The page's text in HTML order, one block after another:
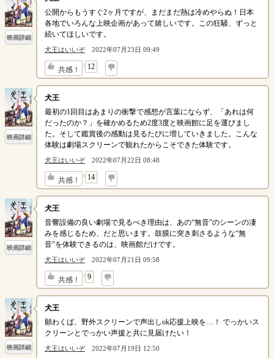
映画詳細
公開からもうすぐ2ヶ月ですが、まだまだ熱は冷めやらぬ！日本
各地でいろんな上映企画があって嬉しいです。この狂騒、ずっと
続いてほしいです。
犬王はいいぞ 2022年07月23日 09:49
共感！ 12
↓
映画詳細
犬王
最初の1回目はあまりの衝撃で感想が言葉にならず、「あれは何
だったのか？」を確かめるため2度3度と映画館に足を運びまし
た。そして鑑賞後の感動は見るたびに増していきました。こんな
体験は劇場スクリーンで観れたからこそできた体験です。
犬王はいいぞ 2022年07月22日 08:48
共感！ 14
↓
映画詳細
犬王
音響設備の良い劇場で見るべき理由は、あの“無音”のシーンの凄
みを感じるため、だと思います。鼓膜に突き刺さるような“無
音”を体験できるのは、映画館だけです。
犬王はいいぞ 2022年07月21日 09:58
共感！ 9
↓
映画詳細
犬王
願わくば、野外スクリーンで声出しok応援上映を…！ でっかいス
クリーンとでっかい声援と共に見届けたい！
犬王はいいぞ 2022年07月19日 12:50